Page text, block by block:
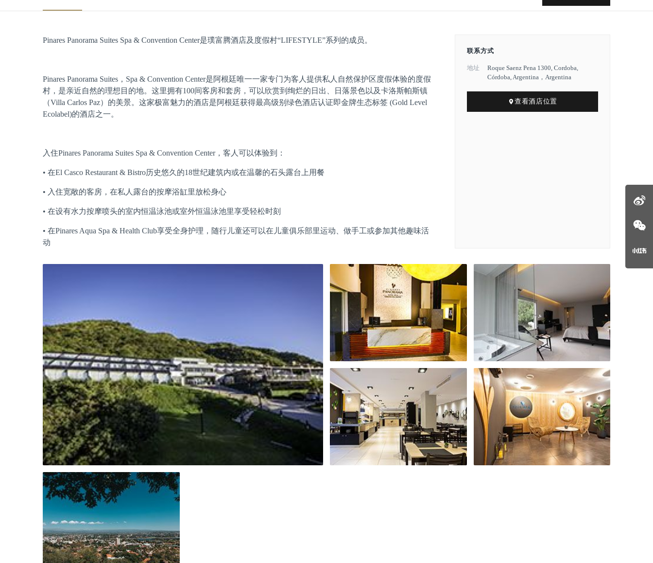
Pinares Panorama Suites Spa & Convention Center是璞富腾酒店及度假村“LIFESTYLE”系列的成员。
Pinares Panorama Suites，Spa & Convention Center是阿根廷唯一一家专门为客人提供私人自然保护区度假体验的度假
村，是亲近自然的理想目的地。这里拥有100间客房和套房，可以欣赏到绚烂的日出、日落景色以及卡洛斯帕斯镇
（Villa Carlos Paz）的美景。这家极富魅力的酒店是阿根廷获得最高级别绿色酒店认证即金牌生态标签 (Gold Level
Ecolabel)的酒店之一。
入住Pinares Panorama Suites Spa & Convention Center，客人可以体验到：
• 在El Casco Restaurant & Bistro历史悠久的18世纪建筑内或在温馨的石头露台上用餐
• 入住宽敞的客房，在私人露台的按摩浴缸里放松身心
• 在设有水力按摩喷头的室内恒温泳池或室外恒温泳池里享受轻松时刻
• 在Pinares Aqua Spa & Health Club享受全身护理，随行儿童还可以在儿童俱乐部里运动、做手工或参加其他趣味活
动
联系方式
地址
Roque Saenz Pena 1300, Cordoba,
Córdoba, Argentina，Argentina
查看酒店位置